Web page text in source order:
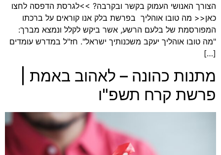
הצורך האנושי העמוק בקשר ובקרבה? >>לגרסת הדפסה לחצו
כאן<< מה טובו אוהליך בפרשת בלק אנו קוראים על ברכתו
המפורסמת של בלעם הרשע, אשר ביקש לקלל ונמצא מברך:
"מה טובו אוהליך יעקב משכנותיך ישראל". חז"ל במדרש עומדים
[…]
מתנות כהונה – לאהוב באמת |
פרשת קרח תשפ"ו